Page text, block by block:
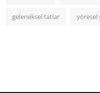
geleneksel tatlar yöresel